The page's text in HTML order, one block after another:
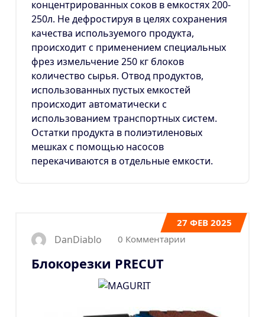
концентрированных соков в емкостях 200-
250л. Не дефростируя в целях сохранения
качества используемого продукта,
происходит с применением специальных
фрез измельчение 250 кг блоков
количество сырья. Отвод продуктов,
использованных пустых емкостей
происходит автоматически с
использованием транспортных систем.
Остатки продукта в полиэтиленовых
мешках с помощью насосов
перекачиваются в отдельные емкости.
27 ФЕВ 2025
DanDiablo 0 Комментарии
Блокорезки PRECUT